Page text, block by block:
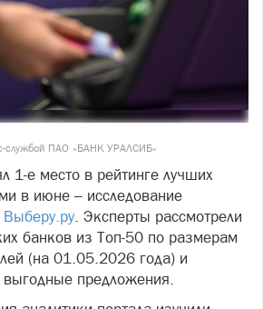
службой ПАО «БАНК УРАЛСИБ»
1-е место в рейтинге лучших
в июне – исследование
Выберу.ру. Эксперты рассмотрели
банков из Топ-50 по размерам
(на 01.05.2026 года) и
предложения.